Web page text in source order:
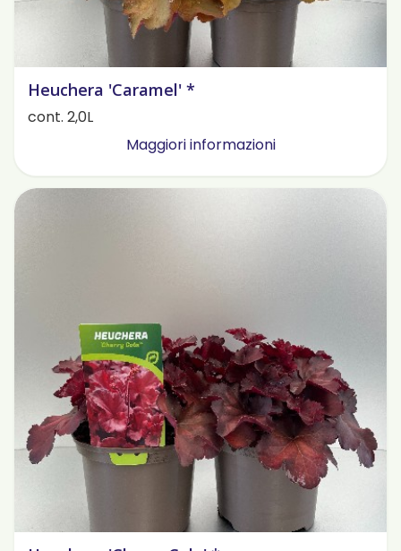
Heuchera 'Caramel' *
cont. 2,0L
Maggiori informazioni